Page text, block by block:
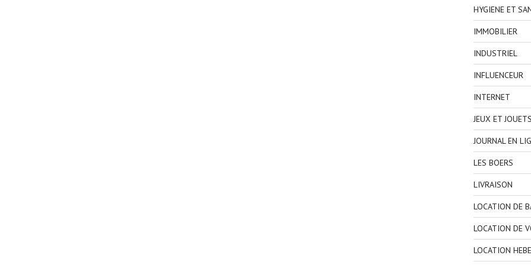
HYGIENE ET
IMMOBILIER
INDUSTRIEL
INFLUENCEUR
INTERNET
JEUX ET JOUETS
JOURNAL EN
LES BOERS
LIVRAISON
LOCATION DE
LOCATION DE
LOCATION